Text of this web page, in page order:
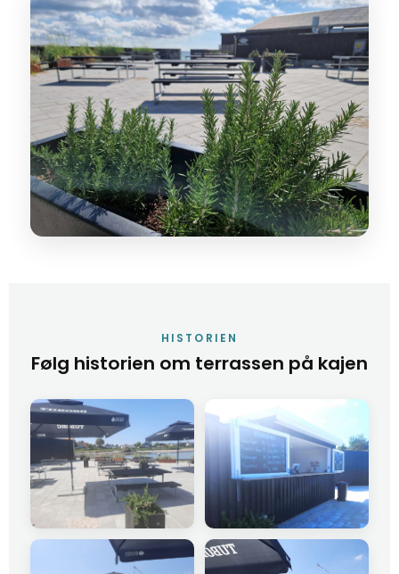
HISTORIEN
Følg historien om terrassen på kajen